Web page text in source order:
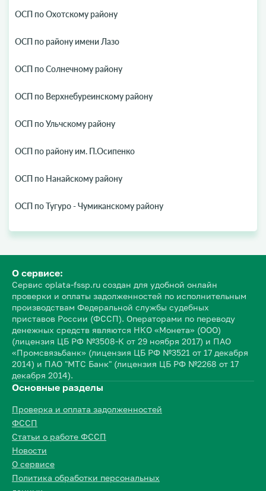
ОСП по Охотскому району
ОСП по району имени Лазо
ОСП по Солнечному району
ОСП по Верхнебуреинскому району
ОСП по Ульчскому району
ОСП по району им. П.Осипенко
ОСП по Нанайскому району
ОСП по Тугуро - Чумиканскому району
О сервисе:
Сервис oplata-fssp.ru создан для удобной онлайн
проверки и оплаты задолженностей по исполнительным
производствам Федеральной службы судебных
приставов России (ФССП). Операторами по переводу
денежных средств являются НКО «Монета» (ООО)
(лицензия ЦБ РФ №3508-К от 29 ноября 2017) и ПАО
«Промсвязьбанк» (лицензия ЦБ РФ №3521 от 17 декабря
2014) и ПАО "МТС Банк" (лицензия ЦБ РФ №2268 от 17
декабря 2014).
Основные разделы
Проверка и оплата задолженностей
ФССП
Статьи о работе ФССП
Новости
О сервисе
Политика обработки персональных